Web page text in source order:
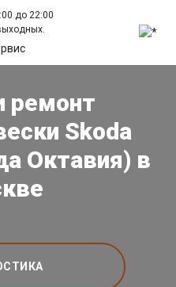
до 22:00
ремонт
Skoda
Октавия) в